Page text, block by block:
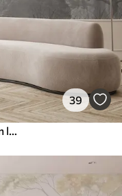
39
Árboles altos en las colinas, bosque en la niebla